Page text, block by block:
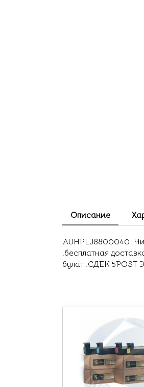
Описание
AUHPLJ8800040
.бесплатная
булат .СДЕК 5POST